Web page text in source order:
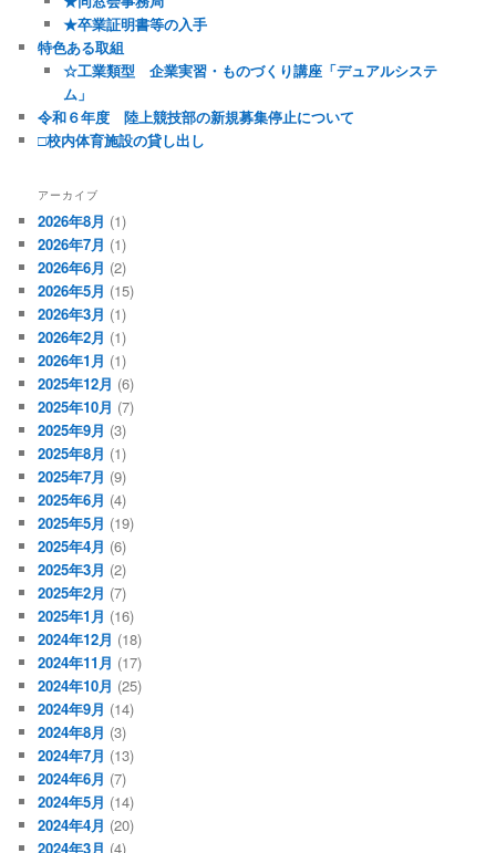
★卒業証明書等の入手
特色ある取組
☆工業類型 企業実習・ものづくり講座「デュアルシステ
ム」
令和６年度 陸上競技部の新規募集停止について
□校内体育施設の貸し出し
アーカイブ
2026年8月 (1)
2026年7月 (1)
2026年6月 (2)
2026年5月 (15)
2026年3月 (1)
2026年2月 (1)
2026年1月 (1)
2025年12月 (6)
2025年10月 (7)
2025年9月 (3)
2025年8月 (1)
2025年7月 (9)
2025年6月 (4)
2025年5月 (19)
2025年4月 (6)
2025年3月 (2)
2025年2月 (7)
2025年1月 (16)
2024年12月 (18)
2024年11月 (17)
2024年10月 (25)
2024年9月 (14)
2024年8月 (3)
2024年7月 (13)
2024年6月 (7)
2024年5月 (14)
2024年4月 (20)
2024年3月 (4)